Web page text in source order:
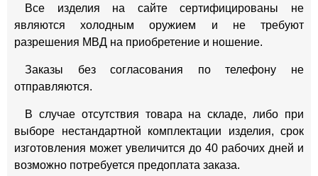
Все изделия на сайте сертифицированы не
являются холодным оружием и не требуют
разрешения МВД на приобретение и ношение.
Заказы без согласования по телефону не
отправляются.
В случае отсутствия товара на складе, либо при
выборе нестандартной комплектации изделия, срок
изготовления может увеличится до 40 рабочих дней и
возможно потребуется предоплата заказа.